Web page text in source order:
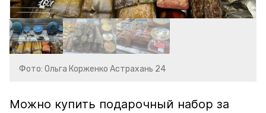
Фото: Ольга Корженко Астрахань 24
Можно купить подарочный набор за